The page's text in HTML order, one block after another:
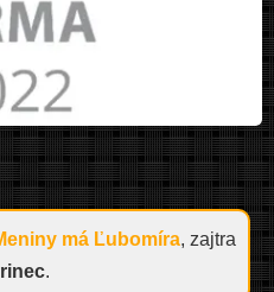
má Ľubomíra, zajtra
.